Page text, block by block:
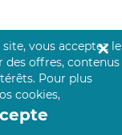
vous acceptez le
des offres, contenus
Pour plus
cookies,
✕